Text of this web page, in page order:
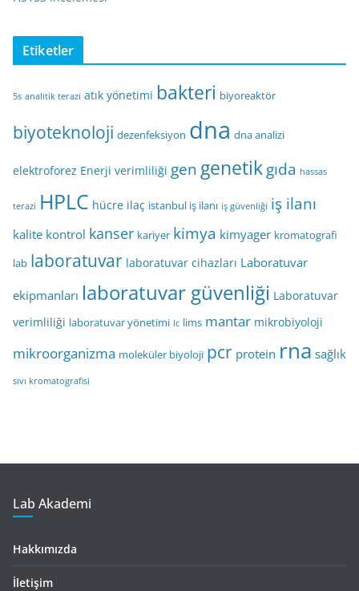
Etiketler
5s analitik terazi atık yönetimi bakteri biyoreaktör
biyoteknoloji dezenfeksiyon dna dna analizi
elektroforez Enerji verimliliği gen genetikgıda hassas
terazi HPLC hücre ilaç istanbul iş ilanı iş güvenliği iş ilanı
kalite kontrol kanser kariyer kimya kimyager kromatografi
lab laboratuvar laboratuvar cihazları Laboratuvar
ekipmanları laboratuvar güvenliği Laboratuvar
verimliliği laboratuvar yönetimi lc lims mantar mikrobiyoloji
mikroorganizma moleküler biyoloji pcr protein rna sağlık
sıvı kromatografisi
Lab Akademi
Hakkımızda
İletişim